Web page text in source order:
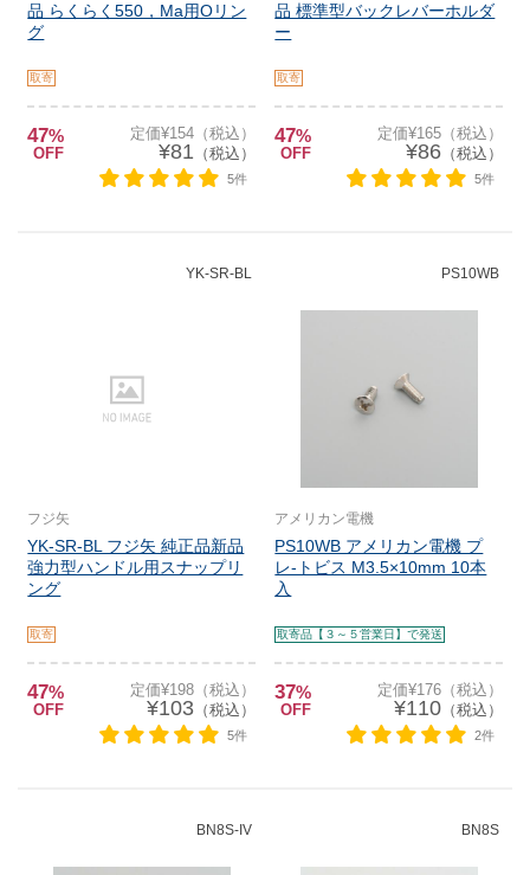
品 らくらく550，Ma用Oリン
グ
取寄
47%
OFF
定価¥154（税込）
¥81 （税込）
5件
品 標準型バックレバーホルダ
ー
取寄
47%
OFF
定価¥165（税込）
¥86（税込）
5件
YK-SR-BL
フジ矢
YK-SR-BL フジ矢 純正品新品
強力型ハンドル用スナップリ
ング
取寄
47%
OFF
定価¥198（税込）
¥103（税込）
5件
PS10WB
アメリカン電機
PS10WB アメリカン電機 プ
レ-トビス M3.5×10mm 10本
入
取寄品【３～５営業日】で発送
37%
OFF
定価¥176（税込）
¥110（税込）
2件
BN8S-IV BN8S